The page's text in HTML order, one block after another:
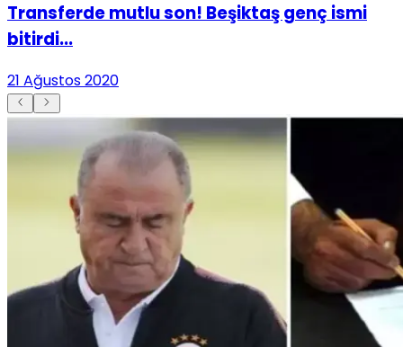
Transferde mutlu son! Beşiktaş genç ismi
bitirdi...
21 Ağustos 2020